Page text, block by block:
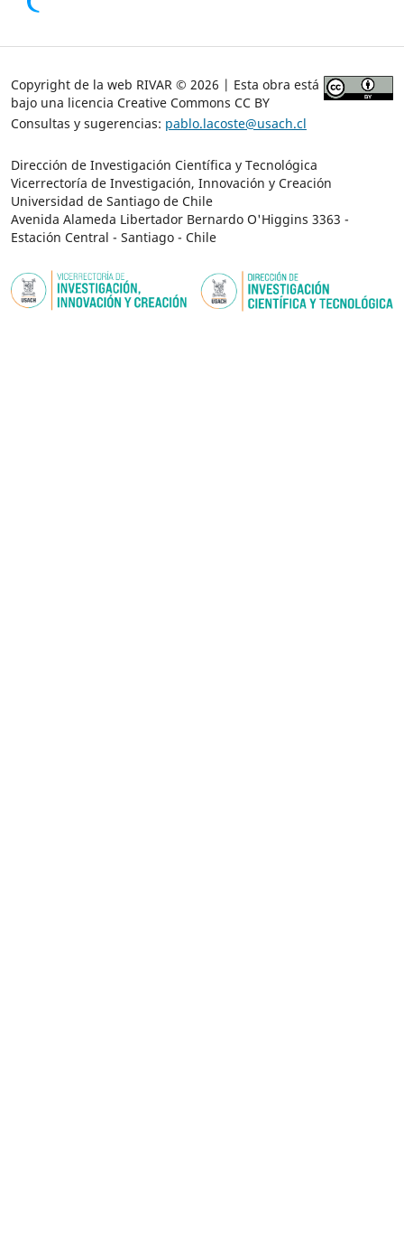
Copyright de la web RIVAR © 2026 | Esta obra está
bajo una licencia Creative Commons CC BY
Consultas y sugerencias: pablo.lacoste@usach.cl
Dirección de Investigación Científica y Tecnológica
Vicerrectoría de Investigación, Innovación y Creación
Universidad de Santiago de Chile
Avenida Alameda Libertador Bernardo O'Higgins 3363 -
Estación Central - Santiago - Chile